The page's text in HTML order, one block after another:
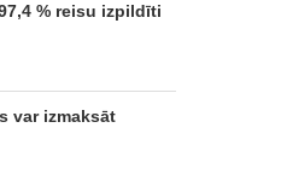
% reisu izpildīti
var izmaksāt